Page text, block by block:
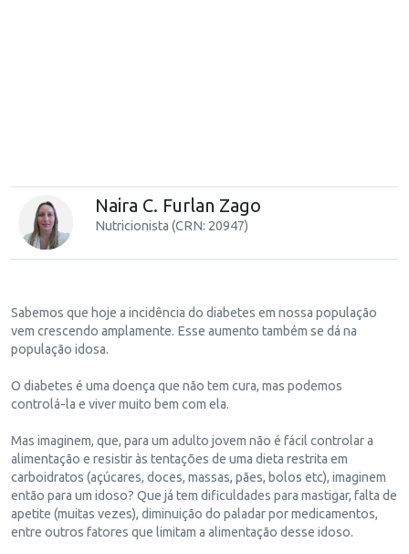
Naira C. Furlan Zago
Nutricionista (CRN: 20947)
Sabemos que hoje a incidência do diabetes em nossa população
vem crescendo amplamente. Esse aumento também se dá na
população idosa.
O diabetes é uma doença que não tem cura, mas podemos
controlá-la e viver muito bem com ela.
Mas imaginem, que, para um adulto jovem não é fácil controlar a
alimentação e resistir às tentações de uma dieta restrita em
carboidratos (açúcares, doces, massas, pães, bolos etc), imaginem
então para um idoso? Que já tem dificuldades para mastigar, falta de
apetite (muitas vezes), diminuição do paladar por medicamentos,
entre outros fatores que limitam a alimentação desse idoso.